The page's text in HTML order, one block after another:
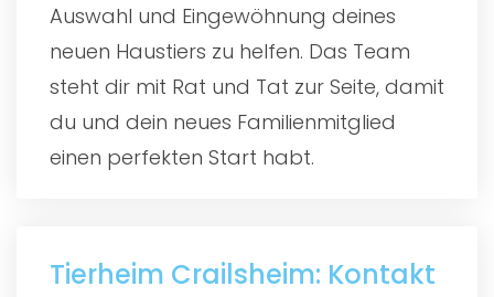
Auswahl und Eingewöhnung deines
neuen Haustiers zu helfen. Das Team
steht dir mit Rat und Tat zur Seite, damit
du und dein neues Familienmitglied
einen perfekten Start habt.
Tierheim Crailsheim: Kontakt